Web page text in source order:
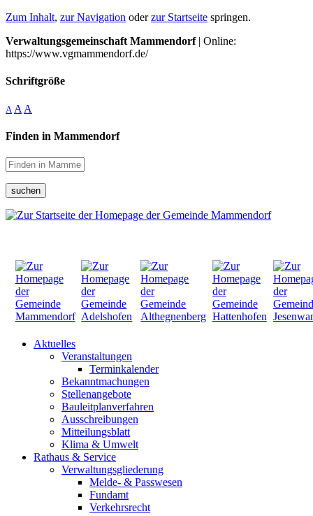
Zum Inhalt, zur Navigation oderzur Startseite springen.
Verwaltungsgemeinschaft Mammendorf| Online:
https://www.vgmammendorf.de/
Schriftgröße
A A A
Finden in Mammendorf
suchen
Aktuelles
Veranstaltungen
Terminkalender
Bekanntmachungen
Stellenangebote
Bauleitplanverfahren
Ausschreibungen
Mitteilungsblatt
Klima & Umwelt
Rathaus & Service
Verwaltungsgliederung
Melde- & Passwesen
Fundamt
Verkehrsrecht